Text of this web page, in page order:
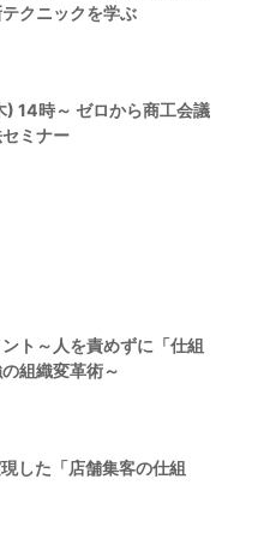
クニックを学ぶ
14時～ ゼロから商工会議
ミナー
ト​～人を責めずに「仕組
組織変革術​～
した「店舗集客の仕組